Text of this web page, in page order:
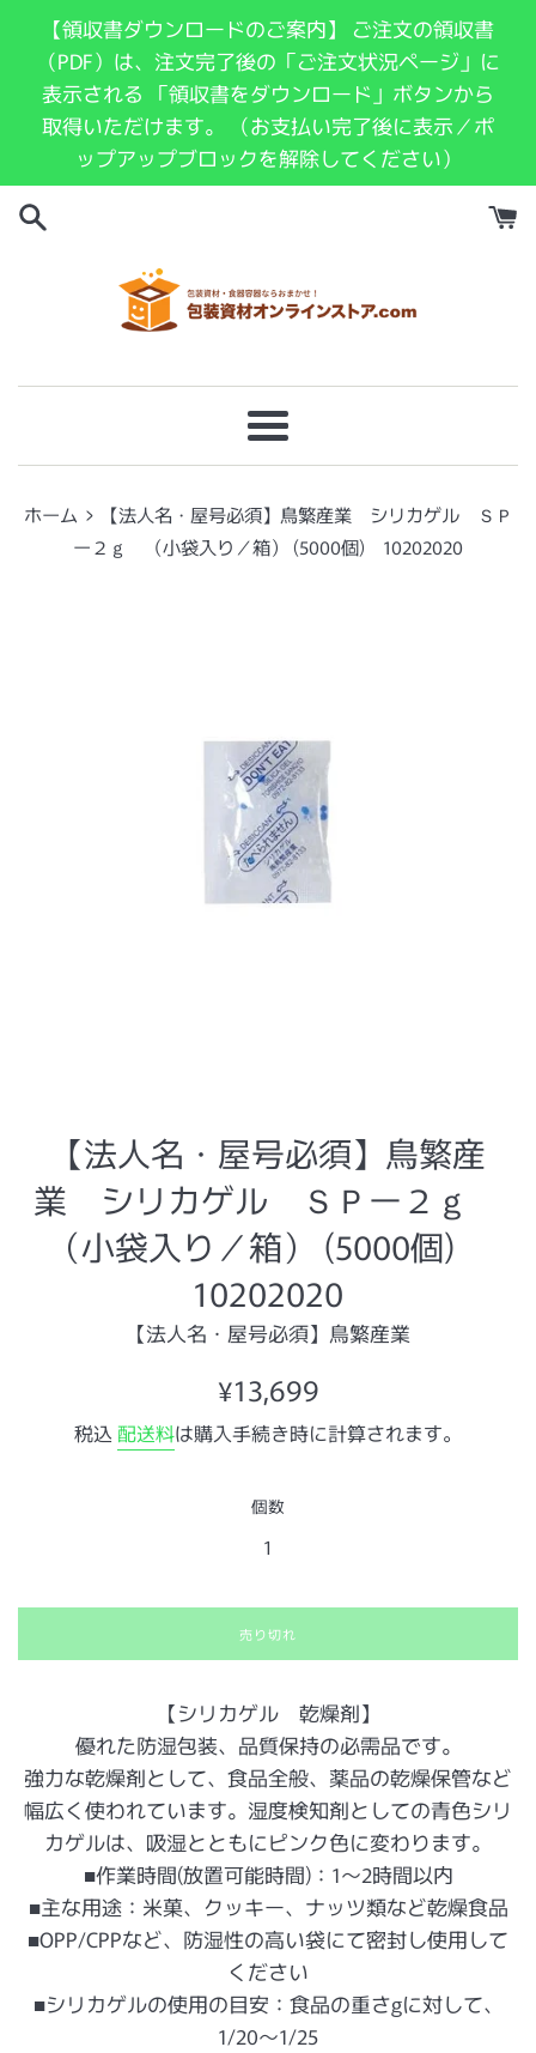
【領収書ダウンロードのご案内】 ご注文の領収書
（PDF）は、注文完了後の「ご注文状況ページ」に
表示される 「領収書をダウンロード」ボタンから
取得いただけます。 （お支払い完了後に表示／ポ
ップアップブロックを解除してください）
メ
ニ
ュ
ー
ホーム ›
【法人名・屋号必須】鳥繁産業 シリカゲル ＳＰ
ー２ｇ （小袋入り／箱） (5000個) 10202020
【法人名・屋号必須】鳥繁産
業 シリカゲル ＳＰー２ｇ
（小袋入り／箱） (5000個)
10202020
【法人名・屋号必須】鳥繁産業
通
価
¥13,699
税込 配送料は購入手続き時に計算されます。
個数
売り切れ
【シリカゲル 乾燥剤】
優れた防湿包装、品質保持の必需品です。
強力な乾燥剤として、食品全般、薬品の乾燥保管など
幅広く使われています。湿度検知剤としての青色シリ
カゲルは、吸湿とともにピンク色に変わります。
■作業時間(放置可能時間)：1〜2時間以内
■主な用途：米菓、クッキー、ナッツ類など乾燥食品
■OPP/CPPなど、防湿性の高い袋にて密封し使用して
ください
■シリカゲルの使用の目安：食品の重さgに対して、
1/20〜1/25